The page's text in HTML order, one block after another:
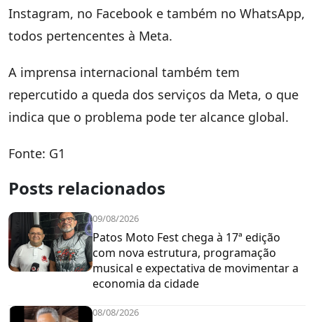
Instagram, no Facebook e também no WhatsApp,
todos pertencentes à Meta.
A imprensa internacional também tem
repercutido a queda dos serviços da Meta, o que
indica que o problema pode ter alcance global.
Fonte: G1
Posts relacionados
09/08/2026
Patos Moto Fest chega à 17ª edição
com nova estrutura, programação
musical e expectativa de movimentar a
economia da cidade
08/08/2026